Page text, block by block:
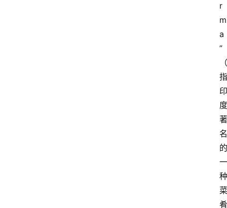
r
m
a
”
（
指
印
度
著
名
的
一
种
菜
肴